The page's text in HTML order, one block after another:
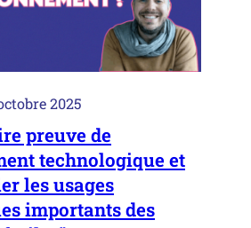
2025
preuve de
technologique et
les usages
importants des